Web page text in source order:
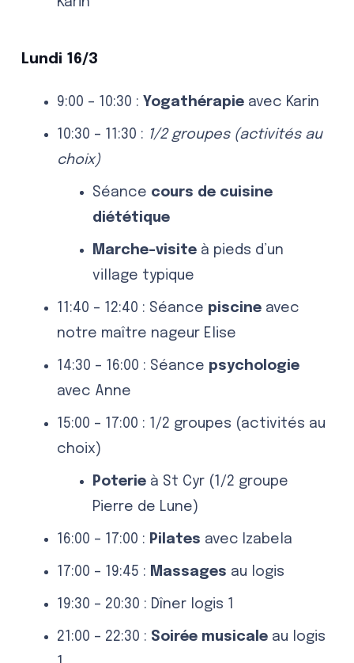
Lundi 16/3
9:00 – 10:30 : Yogathérapie avec Karin
10:30 – 11:30 : 1/2 groupes (activités au
choix)
Séance cours de cuisine
diététique
Marche-visite à pieds d’un
village typique
11:40 – 12:40 : Séance piscine avec
notre maître nageur Elise
14:30 – 16:00 : Séance psychologie
avec Anne
15:00 – 17:00 : 1/2 groupes (activités au
choix)
Poterie à St Cyr (1/2 groupe
Pierre de Lune)
16:00 – 17:00 : Pilates avec Izabela
17:00 – 19:45 : Massages au logis
19:30 – 20:30 : Dîner logis 1
21:00 – 22:30 : Soirée musicale au logis